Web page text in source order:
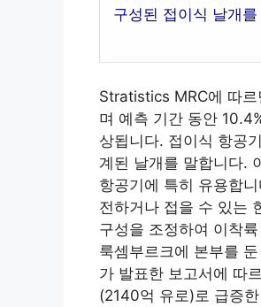
구성된 접이식 날개
Stratistics MRC에 따
며 예측 기간 동안
상됩니다. 접이식 항공
계된 날개를 말합니다.
항공기에 특히 유용합
전하거나 접을 수 있는
구성을 조정하여 이착
룩셈부르크에 본부를
가 발표한 보고서에 따
(2140억 유로)로 급증